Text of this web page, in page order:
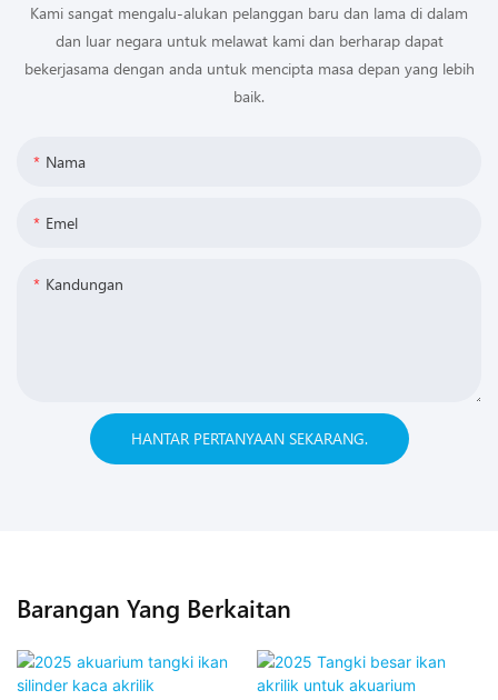
Kami sangat mengalu-alukan pelanggan baru dan lama di dalam
dan luar negara untuk melawat kami dan berharap dapat
bekerjasama dengan anda untuk mencipta masa depan yang lebih
baik.
Nama
Emel
Kandungan
HANTAR PERTANYAAN SEKARANG.
Barangan Yang Berkaitan